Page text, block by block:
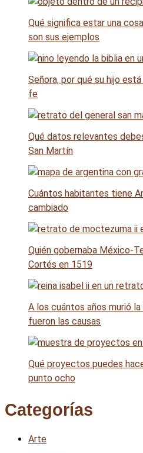
Qué significa estar una
son sus ejemplos
Señora, por qué su hijo
fe
Qué datos relevantes
San Martín
Cuántos habitantes tiene
cambiado
Quién gobernaba México-
Cortés en 1519
A los cuántos años murió
fueron las causas
Qué proyectos puedes
punto ocho
Categorías
Arte